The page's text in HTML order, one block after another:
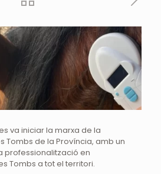
va iniciar la marxa de la
Tombs de la Província, amb un
professionalització en
Tombs a tot el territori.